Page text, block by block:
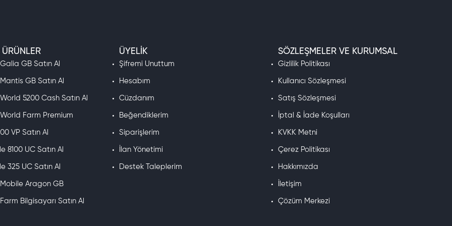
kodunuz saniyeler içinde ekrana düşer.Valorant VP paketlerine göz atmak için sayfamızı inceleyin, sepete ekleyin, 5 dakika içinde oyunda olun.
3D Secure korumasıyla gerçekleşir. Kart bilgileriniz hiçbir şekilde saklanmaz.
hesaplarda geçerlidir.
Valorant hesabınızın bölgesi EU West, NA veya başka bir bölgeyse bu kodlar çalışmaz.
tıklayın → bölge bilgisi "Türkiye" yazıyorsa hazırsınız.
hatası kodu geçersiz kılabilir.
özel 6 indirimli skin sunuluyor. İndirimler %10 ile %49 arasında değişiyor, teklifler sabit ve bir kez açıldıktan sonra değişmiyor.
Valorant Gece Pazarı 2026 Yazımız
GB Satın Al
GB Satın Al
5200 Cash Satın Al
Farm Premium
VP Satın Al
8100 UC Satın Al
325 UC Satın Al
Mobile Aragon GB
Bilgisayarı Satın Al
ÜYELIK
Şifremi Unuttum
Hesabım
Cüzdanım
Beğendiklerim
Siparişlerim
İlan Yönetimi
Destek Taleplerim
SÖZLEŞMELER VE KURUMSAL
Gizlilik Politikası
Kullanıcı Sözleşmesi
Satış Sözleşmesi
İptal & İade Koşulları
KVKK Metni
Çerez Politikası
Hakkımızda
İletişim
Çözüm Merkezi